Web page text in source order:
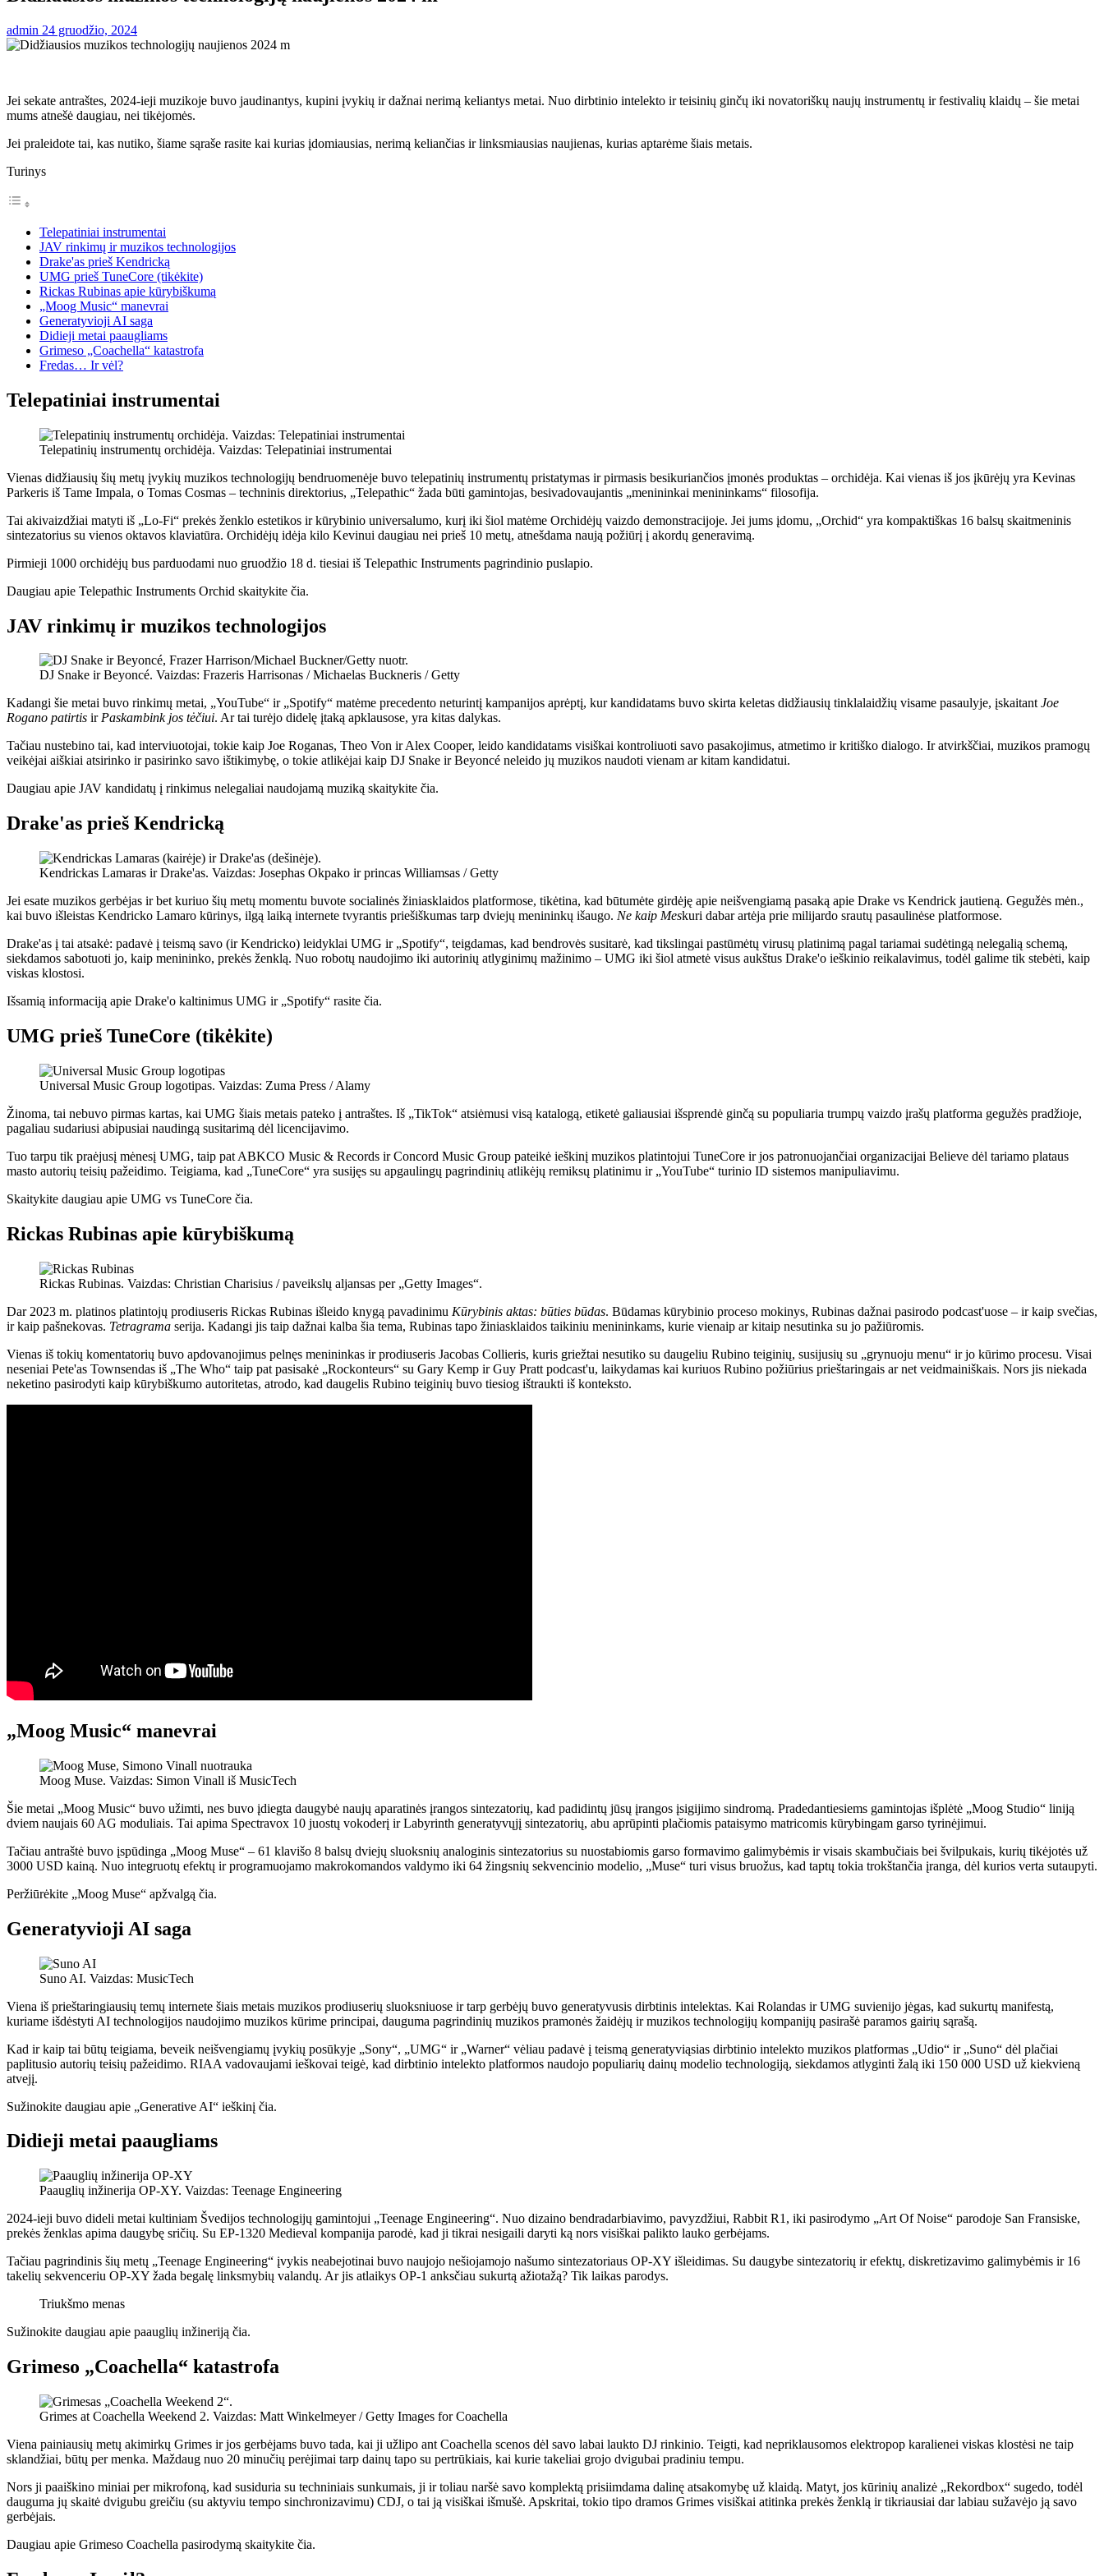
admin 24 gruodžio, 2024
Jei sekate antraštes, 2024-ieji muzikoje buvo jaudinantys, kupini įvykių ir dažnai nerimą keliantys metai. Nuo dirbtinio intelekto ir teisinių ginčų iki novatoriškų naujų instrumentų ir festivalių klaidų – šie metai
mums atnešė daugiau, nei tikėjomės.
Jei praleidote tai, kas nutiko, šiame sąraše rasite kai kurias įdomiausias, nerimą keliančias ir linksmiausias naujienas, kurias aptarėme šiais metais.
Turinys
Telepatiniai instrumentai
JAV rinkimų ir muzikos technologijos
Drake'as prieš Kendricką
UMG prieš TuneCore (tikėkite)
Rickas Rubinas apie kūrybiškumą
„Moog Music“ manevrai
Generatyvioji AI saga
Didieji metai paaugliams
Grimeso „Coachella“ katastrofa
Fredas… Ir vėl?
Telepatiniai instrumentai
Telepatinių instrumentų orchidėja. Vaizdas: Telepatiniai instrumentai
Vienas didžiausių šių metų įvykių muzikos technologijų bendruomenėje buvo telepatinių instrumentų pristatymas ir pirmasis besikuriančios įmonės produktas – orchidėja. Kai vienas iš jos įkūrėjų yra Kevinas
Parkeris iš Tame Impala, o Tomas Cosmas – techninis direktorius, „Telepathic“ žada būti gamintojas, besivadovaujantis „menininkai menininkams“ filosofija.
Tai akivaizdžiai matyti iš „Lo-Fi“ prekės ženklo estetikos ir kūrybinio universalumo, kurį iki šiol matėme Orchidėjų vaizdo demonstracijoje. Jei jums įdomu, „Orchid“ yra kompaktiškas 16 balsų skaitmeninis
sintezatorius su vienos oktavos klaviatūra. Orchidėjų idėja kilo Kevinui daugiau nei prieš 10 metų, atnešdama naują požiūrį į akordų generavimą.
Pirmieji 1000 orchidėjų bus parduodami nuo gruodžio 18 d. tiesiai iš Telepathic Instruments pagrindinio puslapio.
Daugiau apie Telepathic Instruments Orchid skaitykite čia.
JAV rinkimų ir muzikos technologijos
DJ Snake ir Beyoncé. Vaizdas: Frazeris Harrisonas / Michaelas Buckneris / Getty
Kadangi šie metai buvo rinkimų metai, „YouTube“ ir „Spotify“ matėme precedento neturintį kampanijos aprėptį, kur kandidatams buvo skirta keletas didžiausių tinklalaidžių visame pasaulyje, įskaitantJoe
Rogano patirtis irPaskambink jos tėčiui. Ar tai turėjo didelę įtaką apklausose, yra kitas dalykas.
Tačiau nustebino tai, kad interviuotojai, tokie kaip Joe Roganas, Theo Von ir Alex Cooper, leido kandidatams visiškai kontroliuoti savo pasakojimus, atmetimo ir kritiško dialogo. Ir atvirkščiai, muzikos pramogų
veikėjai aiškiai atsirinko ir pasirinko savo ištikimybę, o tokie atlikėjai kaip DJ Snake ir Beyoncé neleido jų muzikos naudoti vienam ar kitam kandidatui.
Daugiau apie JAV kandidatų į rinkimus nelegaliai naudojamą muziką skaitykite čia.
Drake'as prieš Kendricką
Kendrickas Lamaras ir Drake'as. Vaizdas: Josephas Okpako ir princas Williamsas / Getty
Jei esate muzikos gerbėjas ir bet kuriuo šių metų momentu buvote socialinės žiniasklaidos platformose, tikėtina, kad būtumėte girdėję apie neišvengiamą pasaką apie Drake vs Kendrick jautieną. Gegužės mėn.,
kai buvo išleistas Kendricko Lamaro kūrinys, ilgą laiką internete tvyrantis priešiškumas tarp dviejų menininkų išaugo. Ne kaip Meskuri dabar artėja prie milijardo srautų pasaulinėse platformose.
Drake'as į tai atsakė: padavė į teismą savo (ir Kendricko) leidyklai UMG ir „Spotify“, teigdamas, kad bendrovės susitarė, kad tikslingai pastūmėtų virusų platinimą pagal tariamai sudėtingą nelegalią schemą,
siekdamos sabotuoti jo, kaip menininko, prekės ženklą. Nuo robotų naudojimo iki autorinių atlyginimų mažinimo – UMG iki šiol atmetė visus aukštus Drake'o ieškinio reikalavimus, todėl galime tik stebėti, kaip
viskas klostosi.
Išsamią informaciją apie Drake'o kaltinimus UMG ir „Spotify“ rasite čia.
UMG prieš TuneCore (tikėkite)
Universal Music Group logotipas. Vaizdas: Zuma Press / Alamy
Žinoma, tai nebuvo pirmas kartas, kai UMG šiais metais pateko į antraštes. Iš „TikTok“ atsiėmusi visą katalogą, etiketė galiausiai išsprendė ginčą su populiaria trumpų vaizdo įrašų platforma gegužės pradžioje,
pagaliau sudariusi abipusiai naudingą susitarimą dėl licencijavimo.
Tuo tarpu tik praėjusį mėnesį UMG, taip pat ABKCO Music & Records ir Concord Music Group pateikė ieškinį muzikos platintojui TuneCore ir jos patronuojančiai organizacijai Believe dėl tariamo plataus
masto autorių teisių pažeidimo. Teigiama, kad „TuneCore“ yra susijęs su apgaulingų pagrindinių atlikėjų remiksų platinimu ir „YouTube“ turinio ID sistemos manipuliavimu.
Skaitykite daugiau apie UMG vs TuneCore čia.
Rickas Rubinas apie kūrybiškumą
Rickas Rubinas. Vaizdas: Christian Charisius / paveikslų aljansas per „Getty Images“.
Dar 2023 m. platinos platintojų prodiuseris Rickas Rubinas išleido knygą pavadinimu Kūrybinis aktas: būties būdas. Būdamas kūrybinio proceso mokinys, Rubinas dažnai pasirodo podcast'uose – ir kaip svečias,
ir kaip pašnekovas. Tetragrama serija. Kadangi jis taip dažnai kalba šia tema, Rubinas tapo žiniasklaidos taikiniu menininkams, kurie vienaip ar kitaip nesutinka su jo pažiūromis.
Vienas iš tokių komentatorių buvo apdovanojimus pelnęs menininkas ir prodiuseris Jacobas Collieris, kuris griežtai nesutiko su daugeliu Rubino teiginių, susijusių su „grynuoju menu“ ir jo kūrimo procesu. Visai
neseniai Pete'as Townsendas iš „The Who“ taip pat pasisakė „Rockonteurs“ su Gary Kemp ir Guy Pratt podcast'u, laikydamas kai kuriuos Rubino požiūrius prieštaringais ar net veidmainiškais. Nors jis niekada
neketino pasirodyti kaip kūrybiškumo autoritetas, atrodo, kad daugelis Rubino teiginių buvo tiesiog ištraukti iš konteksto.
„Moog Music“ manevrai
Moog Muse. Vaizdas: Simon Vinall iš MusicTech
Šie metai „Moog Music“ buvo užimti, nes buvo įdiegta daugybė naujų aparatinės įrangos sintezatorių, kad padidintų jūsų įrangos įsigijimo sindromą. Pradedantiesiems gamintojas išplėtė „Moog Studio“ liniją
dviem naujais 60 AG moduliais. Tai apima Spectravox 10 juostų vokoderį ir Labyrinth generatyvųjį sintezatorių, abu aprūpinti plačiomis pataisymo matricomis kūrybingam garso tyrinėjimui.
Tačiau antraštė buvo įspūdinga „Moog Muse“ – 61 klavišo 8 balsų dviejų sluoksnių analoginis sintezatorius su nuostabiomis garso formavimo galimybėmis ir visais skambučiais bei švilpukais, kurių tikėjotės už
3000 USD kainą. Nuo integruotų efektų ir programuojamo makrokomandos valdymo iki 64 žingsnių sekvencinio modelio, „Muse“ turi visus bruožus, kad taptų tokia trokštančia įranga, dėl kurios verta sutaupyti.
Peržiūrėkite „Moog Muse“ apžvalgą čia.
Generatyvioji AI saga
Suno AI. Vaizdas: MusicTech
Viena iš prieštaringiausių temų internete šiais metais muzikos prodiuserių sluoksniuose ir tarp gerbėjų buvo generatyvusis dirbtinis intelektas. Kai Rolandas ir UMG suvienijo jėgas, kad sukurtų manifestą,
kuriame išdėstyti AI technologijos naudojimo muzikos kūrime principai, dauguma pagrindinių muzikos pramonės žaidėjų ir muzikos technologijų kompanijų pasirašė paramos gairių sąrašą.
Kad ir kaip tai būtų teigiama, beveik neišvengiamų įvykių posūkyje „Sony“, „UMG“ ir „Warner“ vėliau padavė į teismą generatyviąsias dirbtinio intelekto muzikos platformas „Udio“ ir „Suno“ dėl plačiai
paplitusio autorių teisių pažeidimo. RIAA vadovaujami ieškovai teigė, kad dirbtinio intelekto platformos naudojo populiarių dainų modelio technologiją, siekdamos atlyginti žalą iki 150 000 USD už kiekvieną
atvejį.
Sužinokite daugiau apie „Generative AI“ ieškinį čia.
Didieji metai paaugliams
Paauglių inžinerija OP-XY. Vaizdas: Teenage Engineering
2024-ieji buvo dideli metai kultiniam Švedijos technologijų gamintojui „Teenage Engineering“. Nuo dizaino bendradarbiavimo, pavyzdžiui, Rabbit R1, iki pasirodymo „Art Of Noise“ parodoje San Fransiske,
prekės ženklas apima daugybę sričių. Su EP-1320 Medieval kompanija parodė, kad ji tikrai nesigaili daryti ką nors visiškai palikto lauko gerbėjams.
Tačiau pagrindinis šių metų „Teenage Engineering“ įvykis neabejotinai buvo naujojo nešiojamojo našumo sintezatoriaus OP-XY išleidimas. Su daugybe sintezatorių ir efektų, diskretizavimo galimybėmis ir 16
takelių sekvenceriu OP-XY žada begalę linksmybių valandų. Ar jis atlaikys OP-1 anksčiau sukurtą ažiotažą? Tik laikas parodys.
Triukšmo menas
Sužinokite daugiau apie paauglių inžineriją čia.
Grimeso „Coachella“ katastrofa
Grimes at Coachella Weekend 2. Vaizdas: Matt Winkelmeyer / Getty Images for Coachella
Viena painiausių metų akimirkų Grimes ir jos gerbėjams buvo tada, kai ji užlipo ant Coachella scenos dėl savo labai laukto DJ rinkinio. Teigti, kad nepriklausomos elektropop karalienei viskas klostėsi ne taip
sklandžiai, būtų per menka. Maždaug nuo 20 minučių perėjimai tarp dainų tapo su pertrūkiais, kai kurie takeliai grojo dvigubai pradiniu tempu.
Nors ji paaiškino miniai per mikrofoną, kad susiduria su techniniais sunkumais, ji ir toliau naršė savo komplektą prisiimdama dalinę atsakomybę už klaidą. Matyt, jos kūrinių analizė „Rekordbox“ sugedo, todėl
dauguma jų skaitė dvigubu greičiu (su aktyviu tempo sinchronizavimu) CDJ, o tai ją visiškai išmušė. Apskritai, tokio tipo dramos Grimes visiškai atitinka prekės ženklą ir tikriausiai dar labiau sužavėjo ją savo
gerbėjais.
Daugiau apie Grimeso Coachella pasirodymą skaitykite čia.